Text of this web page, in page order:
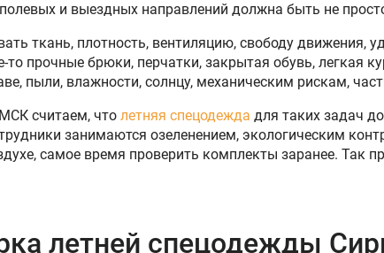
и выездных направлений должна быть не
ткань, плотность, вентиляцию, свободу движения,
то прочные брюки, перчатки, закрытая обувь, легкая
пыли, влажности, солнцу, механическим рискам,
считаем, что летняя спецодежда для таких задач
занимаются озеленением, экологическим
самое время проверить комплекты заранее. Так
летней спецодежды